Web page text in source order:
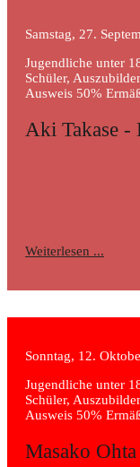
Samstag, 27.
Jugendliche unter
Schüler,
Ausweis 50%
Aki Takase -
Weiterlesen ...
Sonntag, 12.
Jugendliche unter
Schüler,
Ausweis 50%
Masako